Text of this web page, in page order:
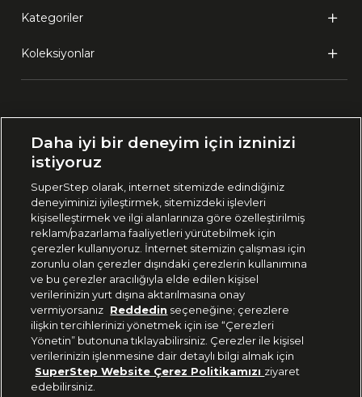
Kategoriler
Koleksiyonlar
🇹🇷 Türkiye
444 37 36
Uygulamadan Takip Edin
Bizi Takip Edin
Daha iyi bir deneyim için izninizi
istiyoruz
SuperStep olarak, internet sitemizde edindiğiniz
deneyiminizi iyileştirmek, sitemizdeki işlevleri
kişiselleştirmek ve ilgi alanlarınıza göre özelleştirilmiş
reklam/pazarlama faaliyetleri yürütebilmek için
çerezler kullanıyoruz. İnternet sitemizin çalışması için
zorunlu olan çerezler dışındaki çerezlerin kullanımına
ve bu çerezler aracılığıyla elde edilen kişisel
verilerinizin yurt dışına aktarılmasına onay
vermiyorsanız Reddedin seçeneğine; çerezlere
ilişkin tercihlerinizi yönetmek için ise “Çerezleri
Yönetin” butonuna tıklayabilirsiniz. Çerezler ile kişisel
verilerinizin işlenmesine dair detaylı bilgi almak için
SuperStep Website Çerez Politikamızı ziyaret
edebilirsiniz.